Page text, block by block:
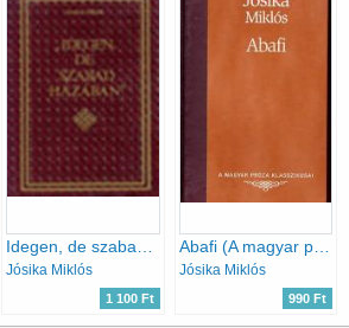
Jósika Miklós
1 100 Ft
Abafi (A magyar próza klasszikusai)
Jósika Miklós
990 Ft